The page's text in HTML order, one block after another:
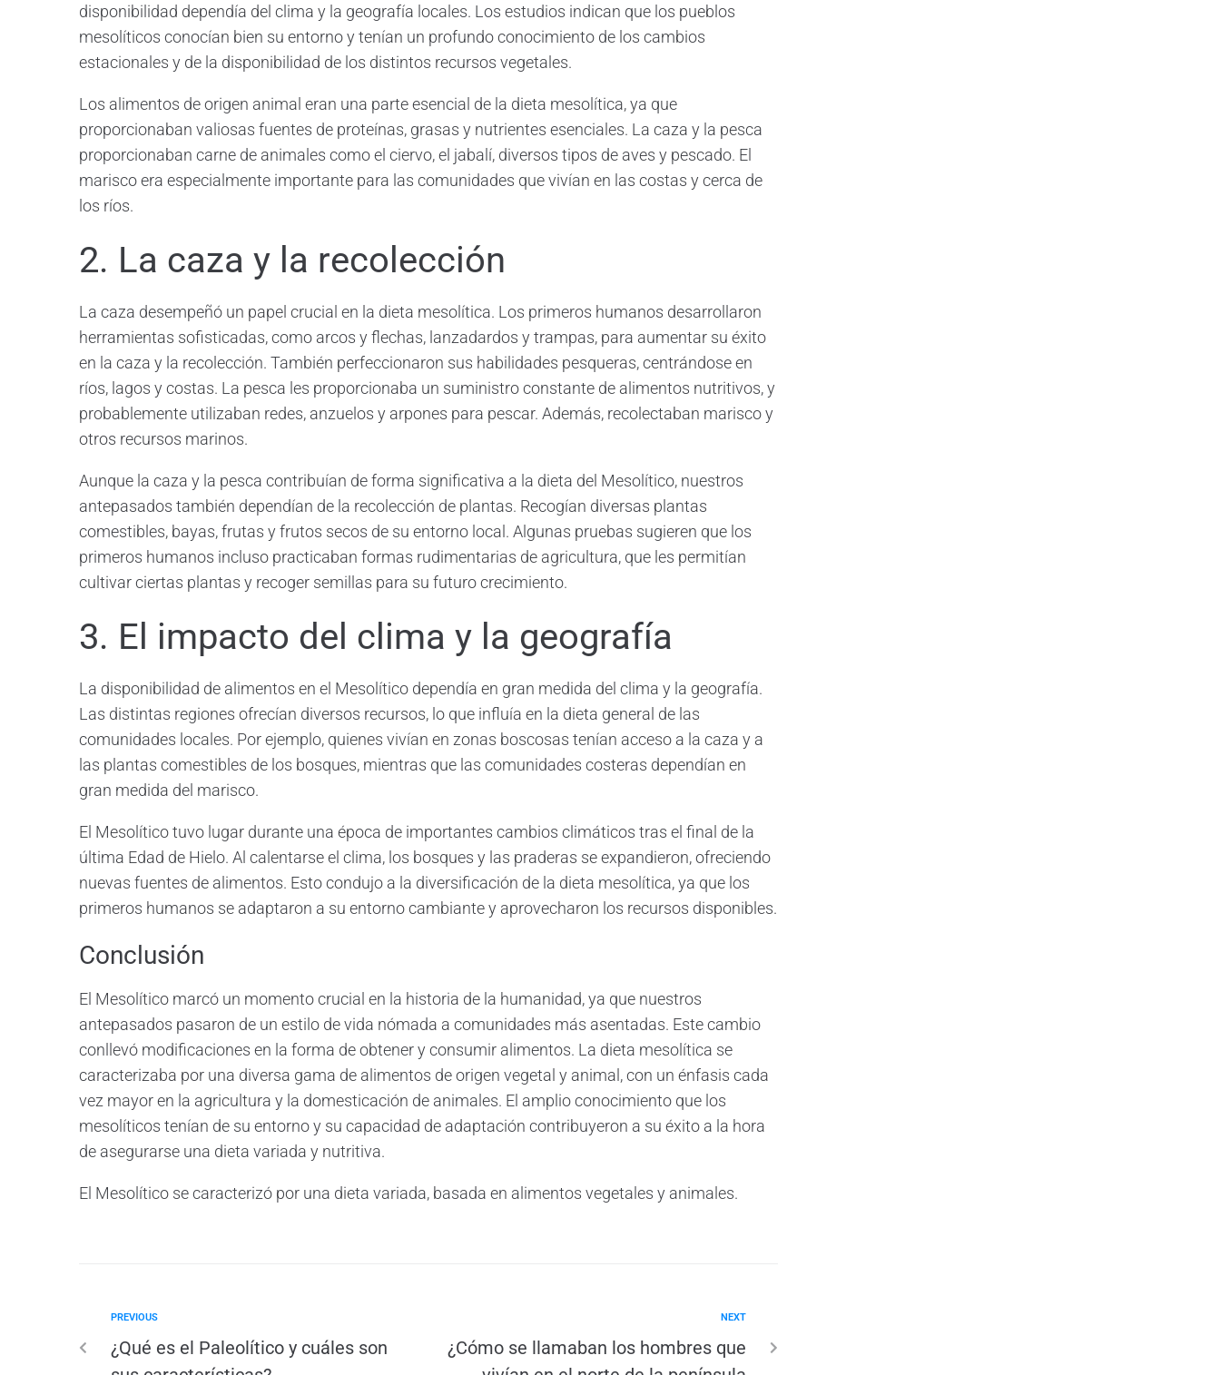
disponibilidad dependía del clima y la geografía locales. Los estudios indican que los pueblos
mesolíticos conocían bien su entorno y tenían un profundo conocimiento de los cambios
estacionales y de la disponibilidad de los distintos recursos vegetales.
Los alimentos de origen animal eran una parte esencial de la dieta mesolítica, ya que
proporcionaban valiosas fuentes de proteínas, grasas y nutrientes esenciales. La caza y la pesca
proporcionaban carne de animales como el ciervo, el jabalí, diversos tipos de aves y pescado. El
marisco era especialmente importante para las comunidades que vivían en las costas y cerca de
los ríos.
2. La caza y la recolección
La caza desempeñó un papel crucial en la dieta mesolítica. Los primeros humanos desarrollaron
herramientas sofisticadas, como arcos y flechas, lanzadardos y trampas, para aumentar su éxito
en la caza y la recolección. También perfeccionaron sus habilidades pesqueras, centrándose en
ríos, lagos y costas. La pesca les proporcionaba un suministro constante de alimentos nutritivos, y
probablemente utilizaban redes, anzuelos y arpones para pescar. Además, recolectaban marisco y
otros recursos marinos.
Aunque la caza y la pesca contribuían de forma significativa a la dieta del Mesolítico, nuestros
antepasados también dependían de la recolección de plantas. Recogían diversas plantas
comestibles, bayas, frutas y frutos secos de su entorno local. Algunas pruebas sugieren que los
primeros humanos incluso practicaban formas rudimentarias de agricultura, que les permitían
cultivar ciertas plantas y recoger semillas para su futuro crecimiento.
3. El impacto del clima y la geografía
La disponibilidad de alimentos en el Mesolítico dependía en gran medida del clima y la geografía.
Las distintas regiones ofrecían diversos recursos, lo que influía en la dieta general de las
comunidades locales. Por ejemplo, quienes vivían en zonas boscosas tenían acceso a la caza y a
las plantas comestibles de los bosques, mientras que las comunidades costeras dependían en
gran medida del marisco.
El Mesolítico tuvo lugar durante una época de importantes cambios climáticos tras el final de la
última Edad de Hielo. Al calentarse el clima, los bosques y las praderas se expandieron, ofreciendo
nuevas fuentes de alimentos. Esto condujo a la diversificación de la dieta mesolítica, ya que los
primeros humanos se adaptaron a su entorno cambiante y aprovecharon los recursos disponibles.
Conclusión
El Mesolítico marcó un momento crucial en la historia de la humanidad, ya que nuestros
antepasados pasaron de un estilo de vida nómada a comunidades más asentadas. Este cambio
conllevó modificaciones en la forma de obtener y consumir alimentos. La dieta mesolítica se
caracterizaba por una diversa gama de alimentos de origen vegetal y animal, con un énfasis cada
vez mayor en la agricultura y la domesticación de animales. El amplio conocimiento que los
mesolíticos tenían de su entorno y su capacidad de adaptación contribuyeron a su éxito a la hora
de asegurarse una dieta variada y nutritiva.
El Mesolítico se caracterizó por una dieta variada, basada en alimentos vegetales y animales.
PREVIOUS
¿Qué es el Paleolítico y cuáles son
NEXT
¿Cómo se llamaban los hombres que